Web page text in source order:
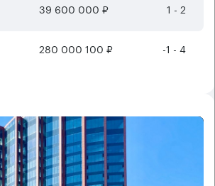
39 600 000 ₽ 1 - 2
280 000 100 ₽ -1 - 4